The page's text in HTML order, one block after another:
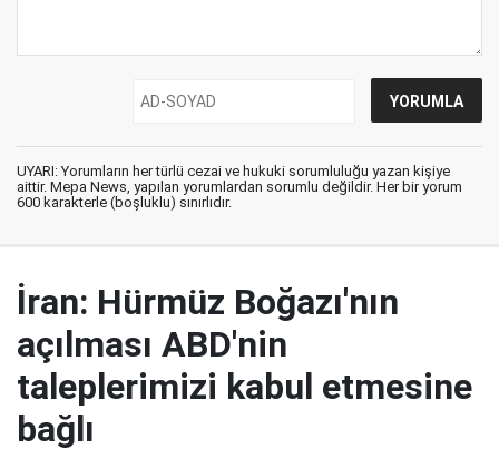
UYARI: Yorumların her türlü cezai ve hukuki sorumluluğu yazan kişiye
aittir. Mepa News, yapılan yorumlardan sorumlu değildir. Her bir yorum
600 karakterle (boşluklu) sınırlıdır.
İran: Hürmüz Boğazı'nın
açılması ABD'nin
taleplerimizi kabul etmesine
bağlı